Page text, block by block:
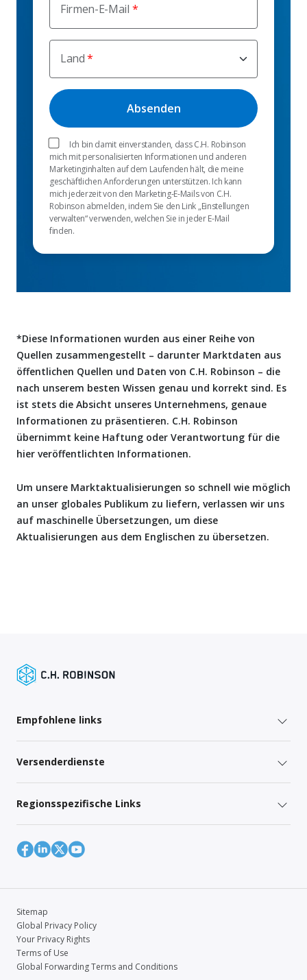
Firmen-E-Mail
Land
Ich bin damit einverstanden, dass C.H. Robinson
mich mit personalisierten Informationen und anderen
Marketinginhalten auf dem Laufenden hält, die meine
geschäftlichen Anforderungen unterstützen. Ich kann
mich jederzeit von den Marketing-E-Mails von C.H.
Robinson abmelden, indem Sie den Link „Einstellungen
verwalten“ verwenden, welchen Sie in jeder E-Mail
finden.
*Diese Informationen wurden aus einer Reihe von
Quellen zusammengestellt – darunter Marktdaten aus
öffentlichen Quellen und Daten von C.H. Robinson – die
nach unserem besten Wissen genau und korrekt sind. Es
ist stets die Absicht unseres Unternehmens, genaue
Informationen zu präsentieren. C.H. Robinson
übernimmt keine Haftung oder Verantwortung für die
hier veröffentlichten Informationen.
Um unsere Marktaktualisierungen so schnell wie möglich
an unser globales Publikum zu liefern, verlassen wir uns
auf maschinelle Übersetzungen, um diese
Aktualisierungen aus dem Englischen zu übersetzen.
Empfohlene links
Versenderdienste
Regionsspezifische Links
Sitemap
Global Privacy Policy
Your Privacy Rights
Terms of Use
Global Forwarding Terms and Conditions